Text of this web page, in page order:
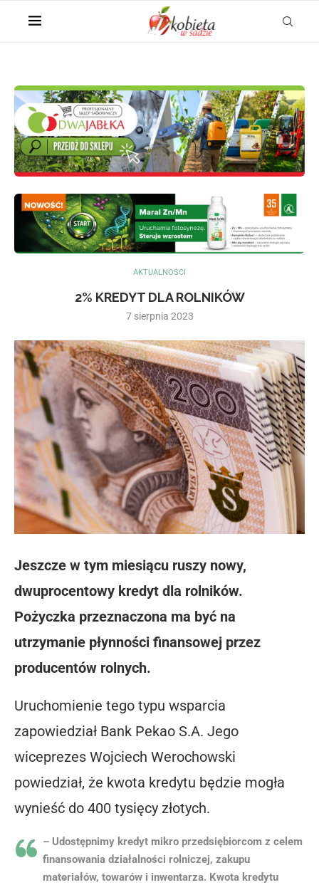
AKTUALNOŚCI
2% KREDYT DLA ROLNIKÓW
7 sierpnia 2023
Jeszcze w tym miesiącu ruszy nowy,
dwuprocentowy kredyt dla rolników.
Pożyczka przeznaczona ma być na
utrzymanie płynności finansowej przez
producentów rolnych.
Uruchomienie tego typu wsparcia
zapowiedział Bank Pekao S.A. Jego
wiceprezes Wojciech Werochowski
powiedział, że kwota kredytu będzie mogła
wynieść do 400 tysięcy złotych.
– Udostępnimy kredyt mikro przedsiębiorcom z celem
finansowania działalności rolniczej, zakupu
materiałów, towarów i inwentarza. Kwota kredytu